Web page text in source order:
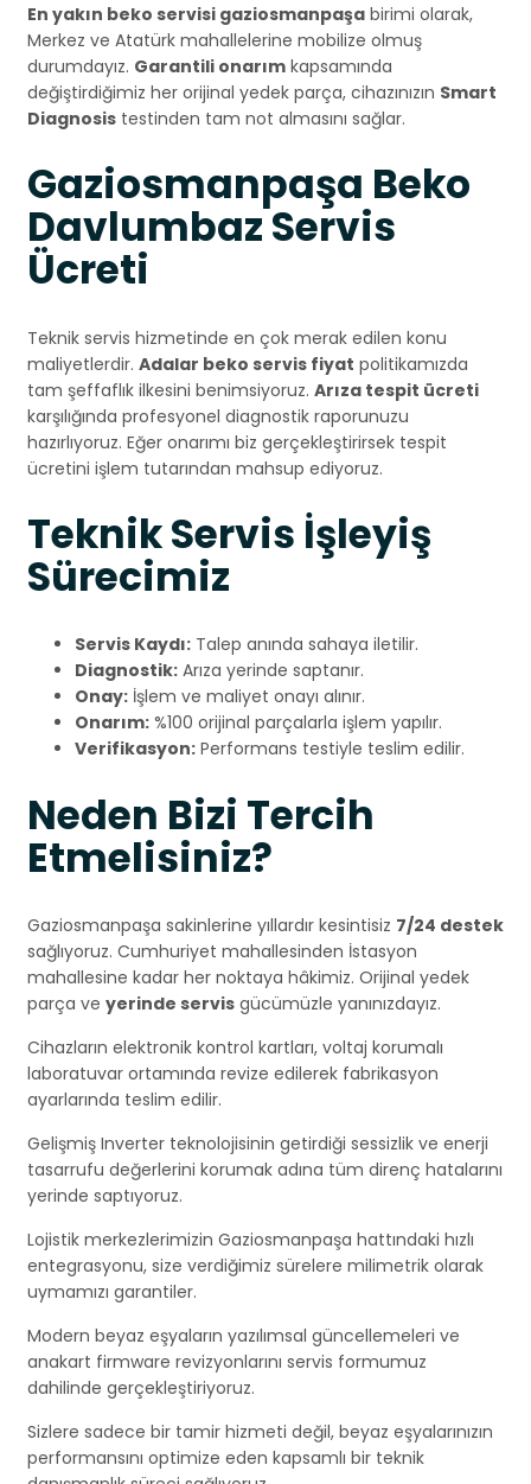
En yakın beko servisi gaziosmanpaşa birimi olarak,
Merkez ve Atatürk mahallelerine mobilize olmuş
durumdayız. Garantili onarım kapsamında
değiştirdiğimiz her orijinal yedek parça, cihazınızın Smart
Diagnosis testinden tam not almasını sağlar.
Gaziosmanpaşa Beko
Davlumbaz Servis
Ücreti
Teknik servis hizmetinde en çok merak edilen konu
maliyetlerdir. Adalar beko servis fiyat politikamızda
tam şeffaflık ilkesini benimsiyoruz. Arıza tespit ücreti
karşılığında profesyonel diagnostik raporunuzu
hazırlıyoruz. Eğer onarımı biz gerçekleştirirsek tespit
ücretini işlem tutarından mahsup ediyoruz.
Teknik Servis İşleyiş
Sürecimiz
Servis Kaydı: Talep anında sahaya iletilir.
Diagnostik: Arıza yerinde saptanır.
Onay: İşlem ve maliyet onayı alınır.
Onarım: %100 orijinal parçalarla işlem yapılır.
Verifikasyon: Performans testiyle teslim edilir.
Neden Bizi Tercih
Etmelisiniz?
Gaziosmanpaşa sakinlerine yıllardır kesintisiz 7/24 destek
sağlıyoruz. Cumhuriyet mahallesinden İstasyon
mahallesine kadar her noktaya hâkimiz. Orijinal yedek
parça ve yerinde servis gücümüzle yanınızdayız.
Cihazların elektronik kontrol kartları, voltaj korumalı
laboratuvar ortamında revize edilerek fabrikasyon
ayarlarında teslim edilir.
Gelişmiş Inverter teknolojisinin getirdiği sessizlik ve enerji
tasarrufu değerlerini korumak adına tüm direnç hatalarını
yerinde saptıyoruz.
Lojistik merkezlerimizin Gaziosmanpaşa hattındaki hızlı
entegrasyonu, size verdiğimiz sürelere milimetrik olarak
uymamızı garantiler.
Modern beyaz eşyaların yazılımsal güncellemeleri ve
anakart firmware revizyonlarını servis formumuz
dahilinde gerçekleştiriyoruz.
Sizlere sadece bir tamir hizmeti değil, beyaz eşyalarınızın
performansını optimize eden kapsamlı bir teknik